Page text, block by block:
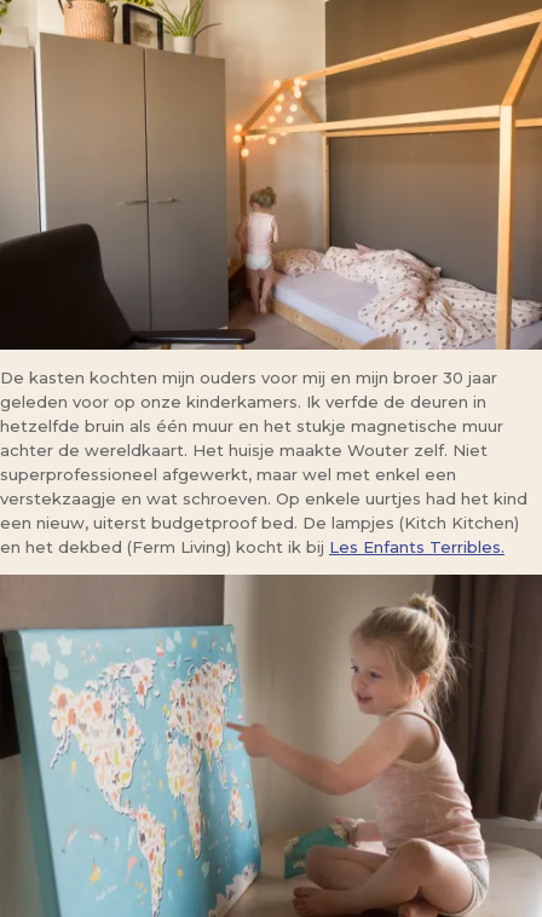
De kasten kochten mijn ouders voor mij en mijn broer 30 jaar
geleden voor op onze kinderkamers. Ik verfde de deuren in
hetzelfde bruin als één muur en het stukje magnetische muur
achter de wereldkaart. Het huisje maakte Wouter zelf. Niet
superprofessioneel afgewerkt, maar wel met enkel een
verstekzaagje en wat schroeven. Op enkele uurtjes had het kind
een nieuw, uiterst budgetproof bed. De lampjes (Kitch Kitchen)
en het dekbed (Ferm Living) kocht ik bij Les Enfants Terribles.